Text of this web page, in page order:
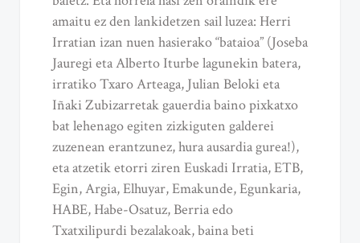
amaitu ez den lankidetzen sail luzea: Herri
Irratian izan nuen hasierako “bataioa” (Joseba
Jauregi eta Alberto Iturbe lagunekin batera,
irratiko Txaro Arteaga, Julian Beloki eta
Iñaki Zubizarretak gauerdia baino pixkatxo
bat lehenago egiten zizkiguten galderei
zuzenean erantzunez, hura ausardia gurea!),
eta atzetik etorri ziren Euskadi Irratia, ETB,
Egin, Argia, Elhuyar, Emakunde, Egunkaria,
HABE, Habe-Osatuz, Berria edo
Txatxilipurdi bezalakoak, baina beti